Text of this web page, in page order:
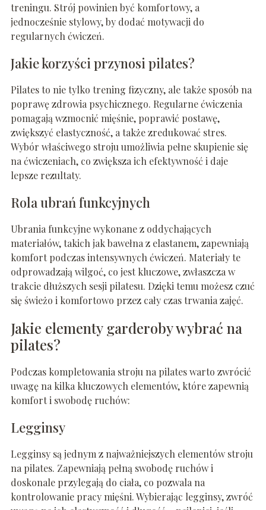
treningu. Strój powinien być komfortowy, a
jednocześnie stylowy, by dodać motywacji do
regularnych ćwiczeń.
Jakie korzyści przynosi pilates?
Pilates to nie tylko trening fizyczny, ale także sposób na
poprawę zdrowia psychicznego. Regularne ćwiczenia
pomagają wzmocnić mięśnie, poprawić postawę,
zwiększyć elastyczność, a także zredukować stres.
Wybór właściwego stroju umożliwia pełne skupienie się
na ćwiczeniach, co zwiększa ich efektywność i daje
lepsze rezultaty.
Rola ubrań funkcyjnych
Ubrania funkcyjne wykonane z oddychających
materiałów, takich jak bawełna z elastanem, zapewniają
komfort podczas intensywnych ćwiczeń. Materiały te
odprowadzają wilgoć, co jest kluczowe, zwłaszcza w
trakcie dłuższych sesji pilatesu. Dzięki temu możesz czuć
się świeżo i komfortowo przez cały czas trwania zajęć.
Jakie elementy garderoby wybrać na
pilates?
Podczas kompletowania stroju na pilates warto zwrócić
uwagę na kilka kluczowych elementów, które zapewnią
komfort i swobodę ruchów:
Legginsy
Legginsy są jednym z najważniejszych elementów stroju
na pilates. Zapewniają pełną swobodę ruchów i
doskonale przylegają do ciała, co pozwala na
kontrolowanie pracy mięśni. Wybierając legginsy, zwróć